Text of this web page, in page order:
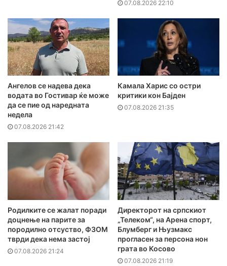
07.08.2026 22:10
Ангелов се надева дека
водата во Гостивар ќе може
да се пие од наредната
недела
07.08.2026 21:42
Камала Харис со остри
критики кон Бајден
07.08.2026 21:35
Родилките се жалат поради
доцнење на парите за
породилно отсуство, ФЗОМ
тврди дека нема застој
07.08.2026 21:24
Директорот на српскиот
„Телеком“, на Арена спорт,
Блумберг и Њузмакс
прогласен за персона нон
грата во Косово
07.08.2026 21:19